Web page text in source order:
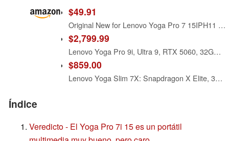
$49.91
Original New for Lenovo Yoga Pro 7 15IPH11 (Machine Type : 83SN) Keyboard Backlit 83SN0002US 83SN0003US 83SN0004US
$2,799.99
Lenovo Yoga Pro 9i, Ultra 9, RTX 5060, 32GB RAM, 1TB SSD, 3.2K Tandem OLED
$859.00
Lenovo Yoga Slim 7X: Snapdragon X Elite, 3K OLED 1000nits, 16GB RAM, 1TBSSD
Índice
Veredicto - El Yoga Pro 7i 15 es un portátil